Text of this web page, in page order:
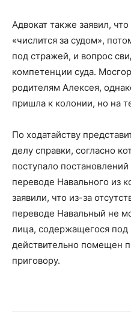
Адвокат также заявил,
«числится за судом»,
под стражей, и вопрос
компетенции суда.
родителям Алексея,
пришла к колонии, но на
По ходатайству
делу справки, согласно
поступало
переводе Навального из
заявили, что из-за
переводе Навальный не
лица, содержащегося под
действительно помещен
приговору.